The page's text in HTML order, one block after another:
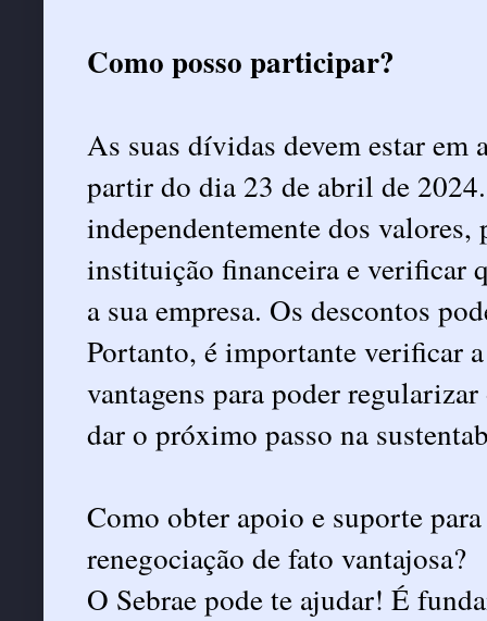
Como posso participar?
As suas dívidas devem estar em
partir do dia 23 de abril de
independentemente dos
instituição financeira e verificar
a sua empresa. Os descontos
Portanto, é importante verificar
vantagens para poder
dar o próximo passo na
Como obter apoio e suporte
renegociação de fato vantajosa?
O Sebrae pode te ajudar! É